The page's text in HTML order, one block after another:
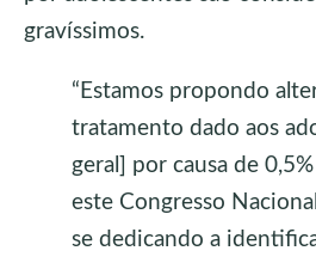
gravíssimos.
“Estamos propondo
tratamento dado aos
geral] por causa de
este Congresso
se dedicando a